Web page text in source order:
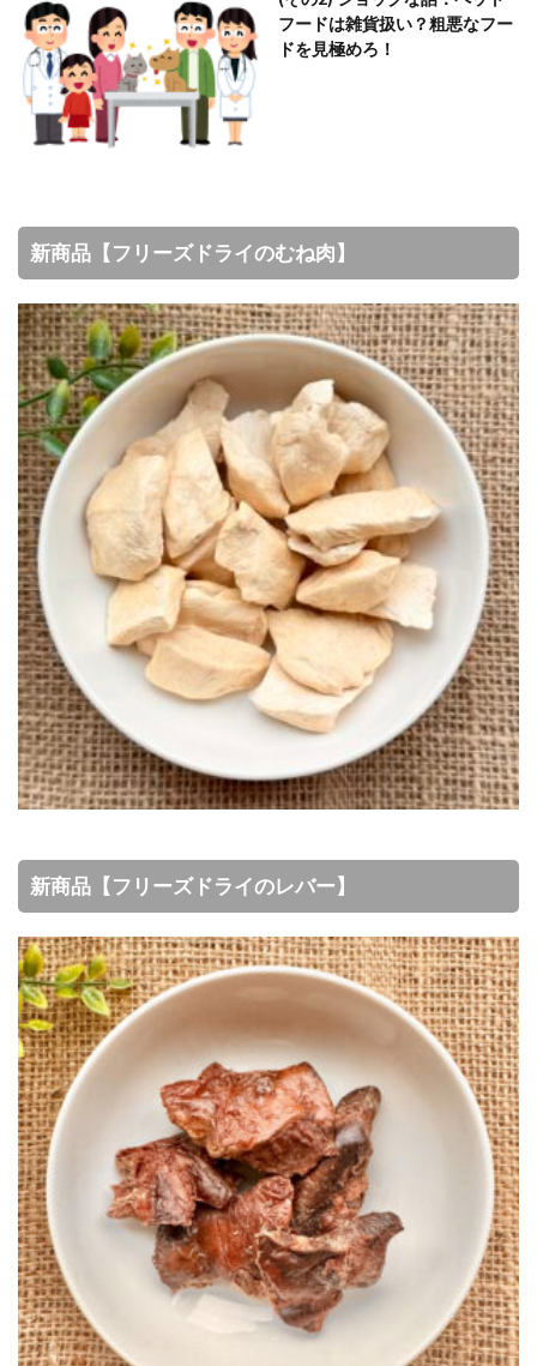
フードは雑貨扱い？粗悪なフー
ドを見極めろ！
新商品【フリーズドライのむね肉】
新商品【フリーズドライのレバー】